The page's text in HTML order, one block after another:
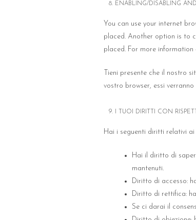
8. ENABLING/DISABLING
You can use your internet
placed. Another option is to
placed. For more
Tieni presente che il nostro
vostro browser, essi
9. I TUOI DIRITTI CON
Hai i seguenti diritti relativi
Hai il diritto di
mantenuti.
Diritto di accesso:
Diritto di rettifica:
Se ci darai il